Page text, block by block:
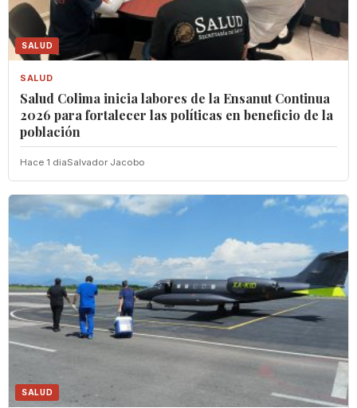
SALUD
SALUD
Salud Colima inicia labores de la Ensanut Continua
2026 para fortalecer las políticas en beneficio de la
población
Hace 1 diaSalvador Jacobo
SALUD